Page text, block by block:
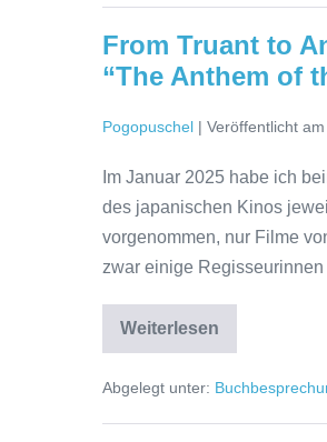
From Truant to
“The Anthem of
Pogopuschel | Veröffentlicht am
Im Januar 2025 habe ich
des japanischen Kinos
vorgenommen, nur Filme
zwar einige
Weiterlesen
Anime
Screenwriter:
Abgelegt unter: